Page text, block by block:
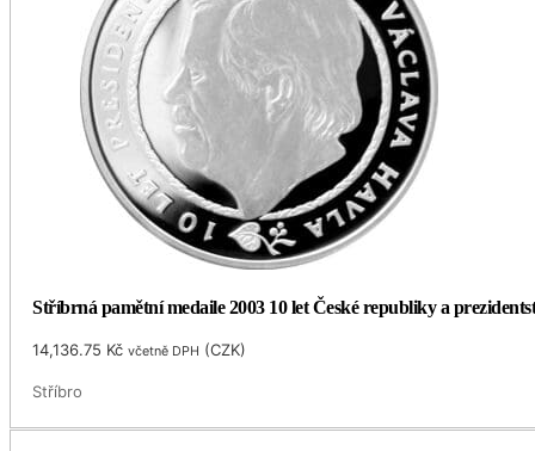
Stříbrná pamětní medaile 2003 10 let České republiky a
14,136.75 Kč včetně DPH (CZK)
Stříbro